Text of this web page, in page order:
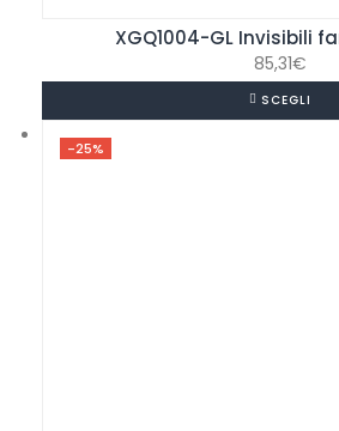
XGQ1004-GL Invisibili
85,31€
SCEGLI
-25%